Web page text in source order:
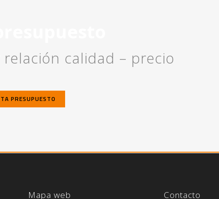
calidad – precio
PRESUPUESTO
Mapa web Contacto